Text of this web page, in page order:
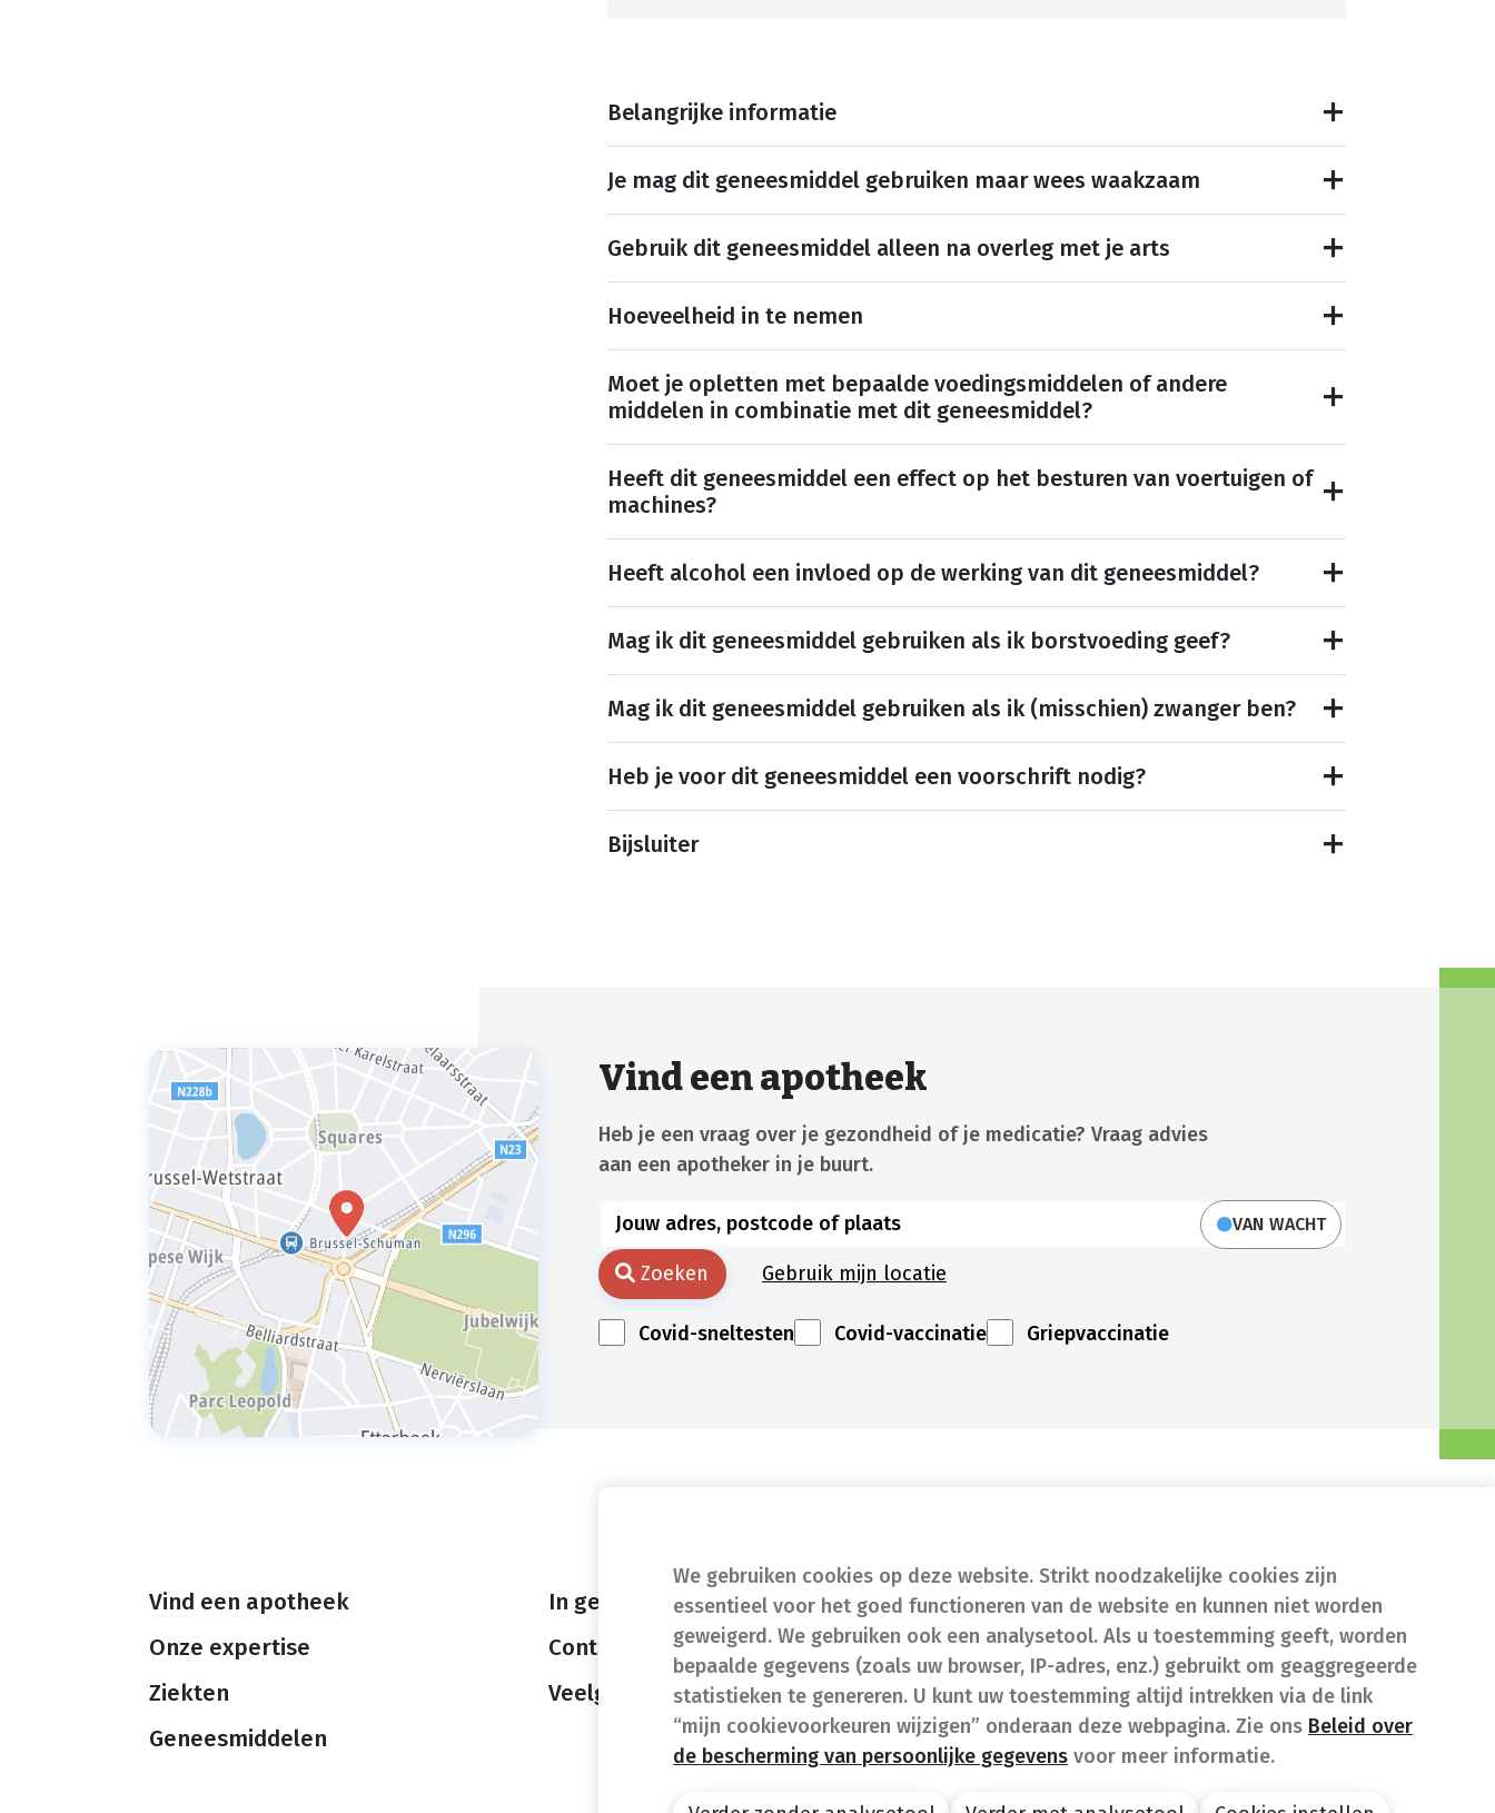
We gebruiken cookies op deze website. Strikt noodzakelijke cookies zijn
essentieel voor het goed functioneren van de website en kunnen niet worden
geweigerd. We gebruiken ook een analysetool. Als u toestemming geeft, worden
bepaalde gegevens (zoals uw browser, IP-adres, enz.) gebruikt om geaggregeerde
statistieken te genereren. U kunt uw toestemming altijd intrekken via de link
“mijn cookievoorkeuren wijzigen” onderaan deze webpagina. Zie ons Beleid over
de bescherming van persoonlijke gegevens voor meer informatie.
Belangrijke informatie
Je mag dit geneesmiddel gebruiken maar wees waakzaam
Gebruik dit geneesmiddel alleen na overleg met je arts
Hoeveelheid in te nemen
Moet je opletten met bepaalde voedingsmiddelen of andere
middelen in combinatie met dit geneesmiddel?
Heeft dit geneesmiddel een effect op het besturen van voertuigen of
machines?
Heeft alcohol een invloed op de werking van dit geneesmiddel?
Mag ik dit geneesmiddel gebruiken als ik borstvoeding geef?
Mag ik dit geneesmiddel gebruiken als ik (misschien) zwanger ben?
Heb je voor dit geneesmiddel een voorschrift nodig?
Bijsluiter
Vind een apotheek
Heb je een vraag over je gezondheid of je medicatie? Vraag advies
aan een apotheker in je buurt.
VAN WACHT
Zoeken Gebruik mijn locatie
Covid-sneltesten Covid-vaccinatie Griepvaccinatie
Vind een apotheek
Onze expertise
Ziekten
Geneesmiddelen
In geval van nood
Contact
Veelgestelde vragen (FAQ)